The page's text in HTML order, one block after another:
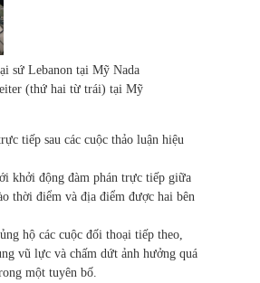
sứ Lebanon tại Mỹ Nada
(thứ hai từ trái) tại Mỹ
tiếp sau các cuộc thảo luận hiệu
khởi động đàm phán trực tiếp giữa
thời điểm và địa điểm được hai bên
hộ các cuộc đối thoại tiếp theo,
vũ lực và chấm dứt ảnh hưởng quá
một tuyên bố.